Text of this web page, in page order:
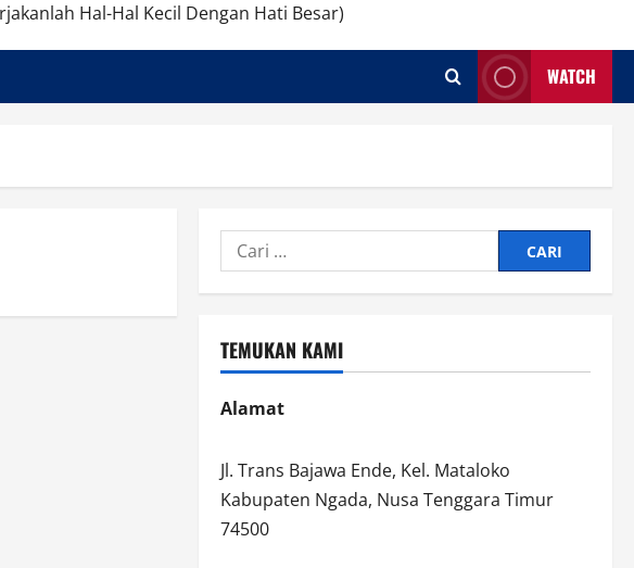
Hal-Hal Kecil Dengan Hati Besar)
WATCH
Cari
untuk:
TEMUKAN KAMI
Alamat
Jl. Trans Bajawa Ende, Kel. Mataloko
Kabupaten Ngada, Nusa Tenggara Timur
74500